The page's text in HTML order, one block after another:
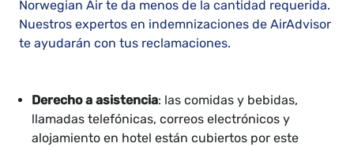
Norwegian Air te da menos de la cantidad requerida.
Nuestros expertos en indemnizaciones de AirAdvisor
te ayudarán con tus reclamaciones.
Derecho a asistencia: las comidas y bebidas,
llamadas telefónicas, correos electrónicos y
alojamiento en hotel están cubiertos por este